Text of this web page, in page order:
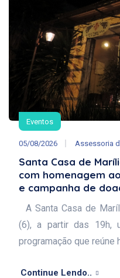
Eventos
05/08/2026 Assessoria
Santa Casa de
com homenagem
e campanha de
A Santa Casa de
(6), a partir das 19h,
programação que reúne
Continue Lendo..